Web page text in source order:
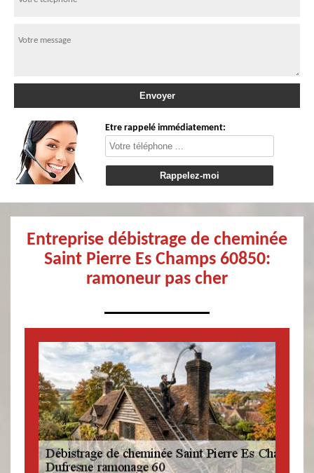
Etre rappelé immédiatement:
Entreprise débistrage de cheminée
Saint Pierre Es Champs 60850:
ramoneur pas cher